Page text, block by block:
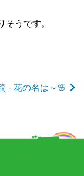
うです。
- 花の名は～🌸